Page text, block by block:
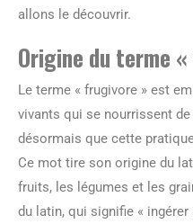
allons le découvrir.
Origine du terme
Le terme « frugivore » est
vivants qui se nourrissent
désormais que cette
Ce mot tire son origine du
fruits, les légumes et les
du latin, qui signifie « ingérer